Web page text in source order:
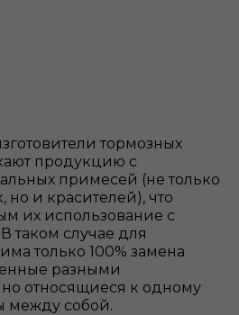
тормозных
продукцию с
примесей (не только
и красителей), что
их использование с
таком случае для
только 100% замена
разными
относящиеся к одному
между собой.